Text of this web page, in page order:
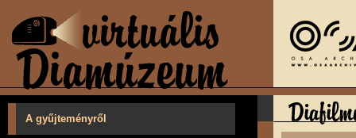
A gyűjteményről